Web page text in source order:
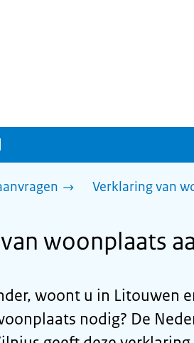
Verklaring van
woonplaats
woont u in Litouwen
nodig? De